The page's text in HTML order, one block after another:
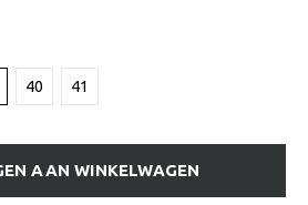
40 41
AAN WINKELWAGEN